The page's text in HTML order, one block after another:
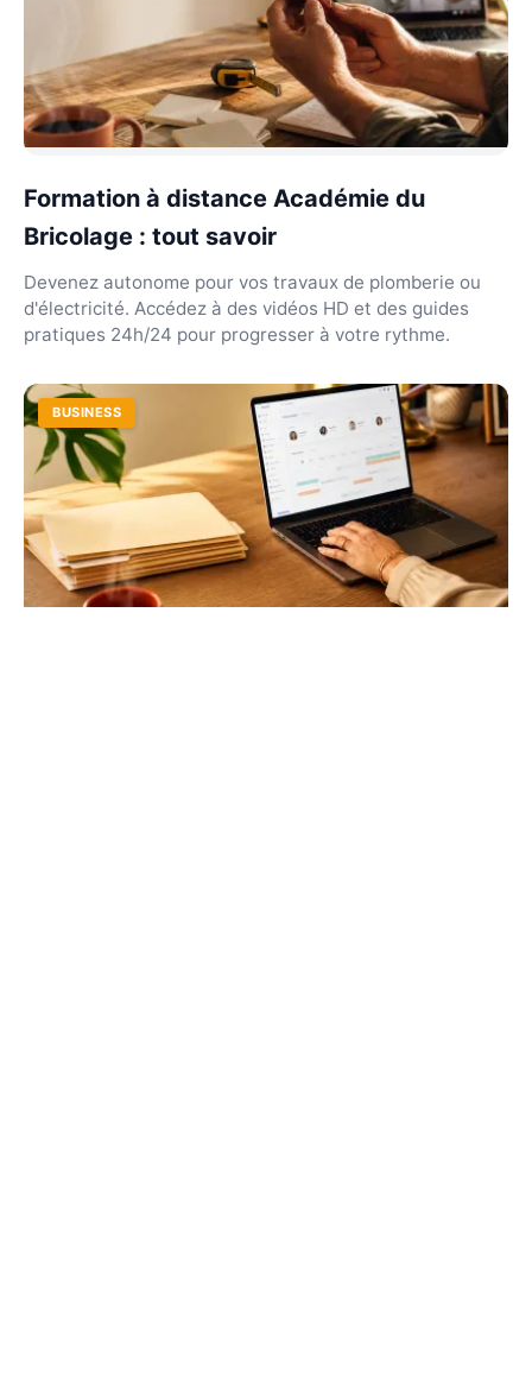
Formation à distance Académie du
Bricolage : tout savoir
Devenez autonome pour vos travaux de plomberie ou
d'électricité. Accédez à des vidéos HD et des guides
pratiques 24h/24 pour progresser à votre rythme.
BUSINESS